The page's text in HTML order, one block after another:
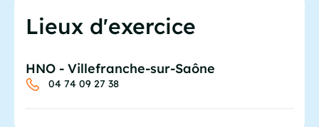
Lieux d'exercice
HNO - Villefranche-sur-Saône
04 74 09 27 38